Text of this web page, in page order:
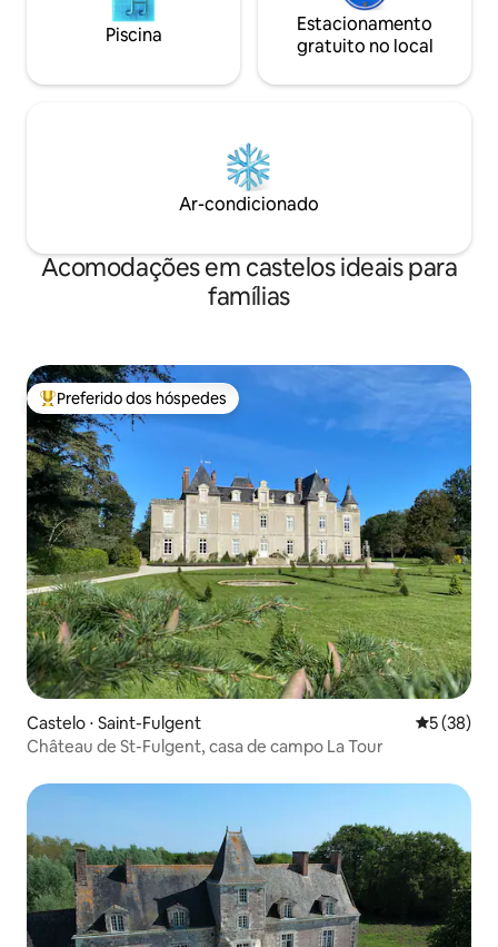
Piscina
Estacionamento
gratuito no local
Ar-condicionado
Acomodações em castelos ideais para
famílias
Entre os melhores preferidos dos hóspedes
Preferido dos hóspedes
Castelo ⋅ Saint-Fulgent 5 de uma
5 (38)
Château de St-Fulgent, casa de campo La Tour